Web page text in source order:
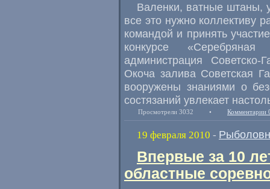
Валенки, ватные штаны,
все это нужно коллективу
командой и принять
конкурсе
администрация
Окоча залива Советская
вооружены знаниями о
состязаний увлекает
Просмотрели 3032 • Комментарии
19 февраля 2010 -
Впервые за 10
областные